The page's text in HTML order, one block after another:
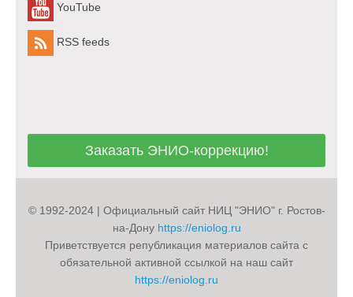
YouTube
RSS feeds
Заказать ЭНИО-коррекцию!
© 1992-2024 | Официальный сайт НИЦ "ЭНИО" г. Ростов-
на-Дону https://eniolog.ru
Приветствуется републикация материалов сайта с
обязательной активной ссылкой на наш сайт
https://eniolog.ru